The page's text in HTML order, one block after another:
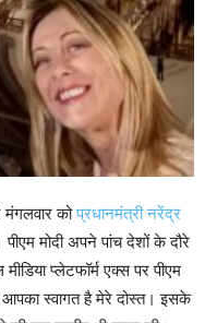
मंगलवार कोप्रधानमंत्री नरेंद्र
मोदी अपने पांच देशों के दौरे
प्लेटफॉर्म एक्स पर पीएम
आपका स्वागत है मेरे दोस्त। इसके